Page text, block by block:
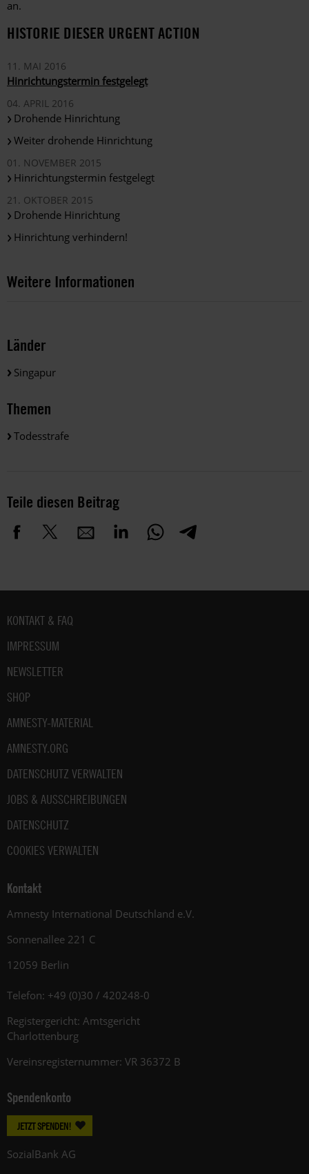
an.
HISTORIE DIESER URGENT ACTION
11. MAI 2016
Hinrichtungstermin festgelegt
04. APRIL 2016
Drohende Hinrichtung
Weiter drohende Hinrichtung
01. NOVEMBER 2015
Hinrichtungstermin festgelegt
21. OKTOBER 2015
Drohende Hinrichtung
Hinrichtung verhindern!
Weitere Informationen
Länder
Singapur
Themen
Todesstrafe
Teile diesen Beitrag
Fußbereich
KONTAKT & FAQ
IMPRESSUM
NEWSLETTER
SHOP
AMNESTY-MATERIAL
AMNESTY.ORG
DATENSCHUTZ VERWALTEN
JOBS & AUSSCHREIBUNGEN
DATENSCHUTZ
COOKIES VERWALTEN
Kontakt
Amnesty International Deutschland e.V.
Sonnenallee 221 C
12059 Berlin
Telefon: +49 (0)30 / 420248-0
Registergericht: Amtsgericht
Charlottenburg
Vereinsregisternummer: VR 36372 B
Spendenkonto
JETZT SPENDEN!
SozialBank AG